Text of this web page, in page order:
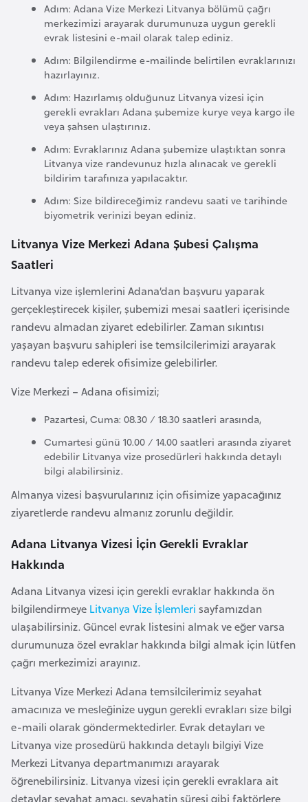
Adım: Adana Vize Merkezi Litvanya bölümü çağrı
merkezimizi arayarak durumunuza uygun gerekli
evrak listesini e-mail olarak talep ediniz.
Adım: Bilgilendirme e-mailinde belirtilen evraklarınızı
hazırlayınız.
Adım: Hazırlamış olduğunuz Litvanya vizesi için
gerekli evrakları Adana şubemize kurye veya kargo ile
veya şahsen ulaştırınız.
Adım: Evraklarınız Adana şubemize ulaştıktan sonra
Litvanya vize randevunuz hızla alınacak ve gerekli
bildirim tarafınıza yapılacaktır.
Adım: Size bildireceğimiz randevu saati ve tarihinde
biyometrik verinizi beyan ediniz.
Litvanya Vize Merkezi Adana Şubesi Çalışma
Saatleri
Litvanya vize işlemlerini Adana’dan başvuru yaparak
gerçekleştirecek kişiler, şubemizi mesai saatleri içerisinde
randevu almadan ziyaret edebilirler. Zaman sıkıntısı
yaşayan başvuru sahipleri ise temsilcilerimizi arayarak
randevu talep ederek ofisimize gelebilirler.
Vize Merkezi – Adana ofisimizi;
Pazartesi, Cuma: 08.30 / 18.30 saatleri arasında,
Cumartesi günü 10.00 / 14.00 saatleri arasında ziyaret
edebilir Litvanya vize prosedürleri hakkında detaylı
bilgi alabilirsiniz.
Almanya vizesi başvurularınız için ofisimize yapacağınız
ziyaretlerde randevu almanız zorunlu değildir.
Adana Litvanya Vizesi İçin Gerekli Evraklar
Hakkında
Adana Litvanya vizesi için gerekli evraklar hakkında ön
bilgilendirmeye Litvanya Vize İşlemleri sayfamızdan
ulaşabilirsiniz. Güncel evrak listesini almak ve eğer varsa
durumunuza özel evraklar hakkında bilgi almak için lütfen
çağrı merkezimizi arayınız.
Litvanya Vize Merkezi Adana temsilcilerimiz seyahat
amacınıza ve mesleğinize uygun gerekli evrakları size bilgi
e-maili olarak göndermektedirler. Evrak detayları ve
Litvanya vize prosedürü hakkında detaylı bilgiyi Vize
Merkezi Litvanya departmanımızı arayarak
öğrenebilirsiniz. Litvanya vizesi için gerekli evraklara ait
detaylar seyahat amacı, seyahatin süresi gibi faktörlere
B
o
e
s
l
g
a
r
s
t
a
n
B
u
r
k
i
n
a